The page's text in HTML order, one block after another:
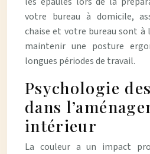
votre bureau à domicile,
chaise et votre bureau sont à
maintenir une posture
longues périodes de travail.
Psychologie
dans
intérieur
La couleur a un impact